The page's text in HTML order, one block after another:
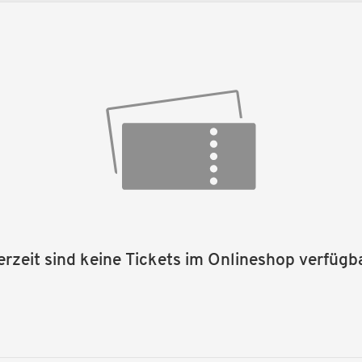
sind keine Tickets im Onlineshop